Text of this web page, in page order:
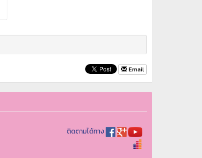
Email
ติดตามได้ทาง